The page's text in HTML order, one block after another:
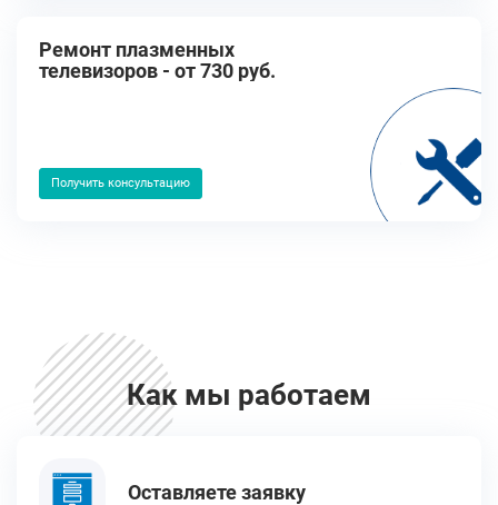
Ремонт плазменных
телевизоров - от 730 руб.
Получить консультацию
Как мы работаем
Оставляете заявку